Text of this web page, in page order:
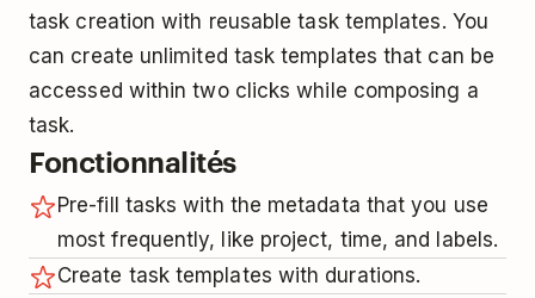
task creation with reusable task templates. You
can create unlimited task templates that can be
accessed within two clicks while composing a
task.
Fonctionnalités
Pre-fill tasks with the metadata that you use
most frequently, like project, time, and labels.
Create task templates with durations.